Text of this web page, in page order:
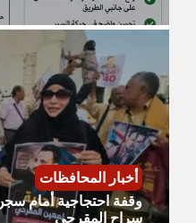
أخبار المحافظات
وقفة احتجاجية أمام
سراح المقرحي